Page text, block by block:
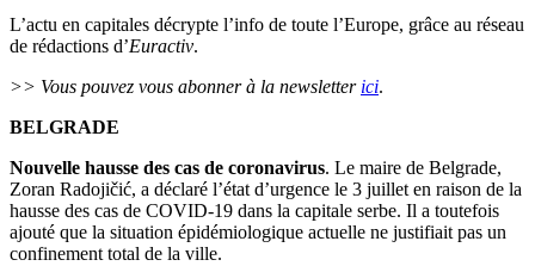
L’actu en capitales décrypte l’info de toute l’Europe, grâce au réseau
de rédactions d’Euractiv.
>> Vous pouvez vous abonner à la newsletter ici.
BELGRADE
Nouvelle hausse des cas de coronavirus. Le maire de Belgrade,
Zoran Radojičić, a déclaré l’état d’urgence le 3 juillet en raison de la
hausse des cas de COVID-19 dans la capitale serbe. Il a toutefois
ajouté que la situation épidémiologique actuelle ne justifiait pas un
confinement total de la ville.